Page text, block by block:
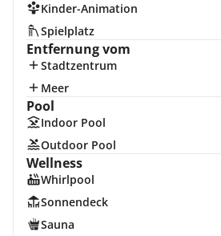
Kinder-Animation
Spielplatz
Entfernung vom
Stadtzentrum
Meer
Pool
Indoor Pool
Outdoor Pool
Wellness
Whirlpool
Sonnendeck
Sauna